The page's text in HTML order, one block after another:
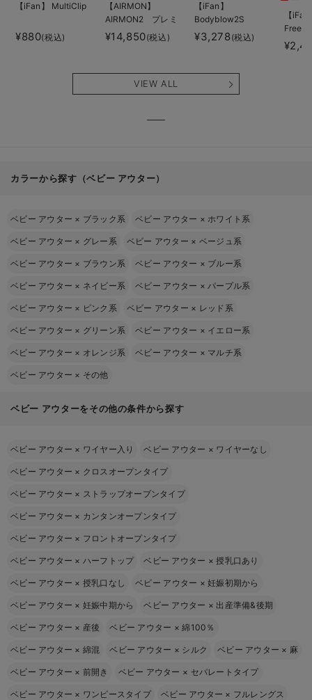
【iFan】 MultiClip
¥880(税込)
【AIRMON】
AIRMON2 プレミ
アム
¥14,850(税込)
【iFan】
Bodyblow2S
¥3,278(税込)
【
Freeze
VIEW ALL
カラーから探す（ベビー アウター）
ベビー アウター × ブラック系 ベビー アウター ×ホワイト系
ベビー アウター × グレー系 ベビー アウター × ベージュ系
ベビー アウター × ブラウン系 ベビー アウター × ブルー系
ベビー アウター × ネイビー系 ベビー アウター ×パープル系
ベビー アウター × ピンク系 ベビー アウター × レッド系
ベビー アウター × グリーン系 ベビー アウター × イエロー系
ベビー アウター × オレンジ系 ベビー アウター × マルチ系
ベビー アウター × その他
ベビー アウターをその他の条件から探す
ベビー アウター × ワイヤー入り ベビー アウター × ワイヤーなし
ベビー アウター × クロスオープンタイプ
ベビー アウター × ストラップオープンタイプ
ベビー アウター × カンタンオープンタイプ
ベビー アウター × フロントオープンタイプ
ベビー アウター × ハーフトップ ベビー アウター ×授乳口あり
ベビー アウター × 授乳口なし ベビー アウター ×妊娠初期から
ベビー アウター × 妊娠中期から ベビー アウター × 出産準備&後期
ベビー アウター × 産後 ベビー アウター ×綿100％
ベビー アウター × 綿混 ベビー アウター × シルク ベビー アウター × 麻
ベビー アウター × 前開き ベビー アウター × セパレートタイプ
ベビー アウター × ワンピースタイプ ベビー アウター × フルレングス